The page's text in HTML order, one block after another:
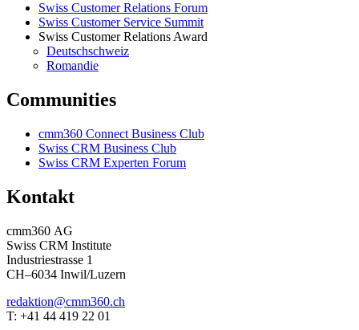
Swiss Customer Relations Forum
Swiss Customer Service Summit
Swiss Customer Relations Award
Deutschschweiz
Romandie
Communities
cmm360 Connect Business Club
Swiss CRM Business Club
Swiss CRM Experten Forum
Kontakt
cmm360 AG
Swiss CRM Institute
Industriestrasse 1
CH–6034 Inwil/Luzern
redaktion@cmm360.ch
T: +41 44 419 22 01